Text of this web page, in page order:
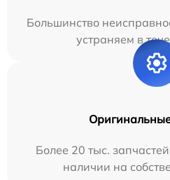
Большинство
устраняем в
Более 20 тыс.
наличии на